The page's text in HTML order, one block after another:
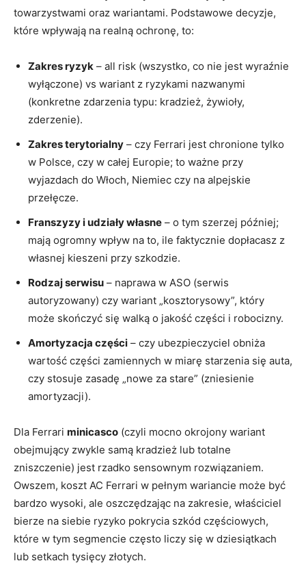
towarzystwami oraz wariantami. Podstawowe decyzje,
które wpływają na realną ochronę, to:
Zakres ryzyk – all risk (wszystko, co nie jest wyraźnie
wyłączone) vs wariant z ryzykami nazwanymi
(konkretne zdarzenia typu: kradzież, żywioły,
zderzenie).
Zakres terytorialny – czy Ferrari jest chronione tylko
w Polsce, czy w całej Europie; to ważne przy
wyjazdach do Włoch, Niemiec czy na alpejskie
przełęcze.
Franszyzy i udziały własne – o tym szerzej później;
mają ogromny wpływ na to, ile faktycznie dopłacasz z
własnej kieszeni przy szkodzie.
Rodzaj serwisu – naprawa w ASO (serwis
autoryzowany) czy wariant „kosztorysowy”, który
może skończyć się walką o jakość części i robocizny.
Amortyzacja części – czy ubezpieczyciel obniża
wartość części zamiennych w miarę starzenia się auta,
czy stosuje zasadę „nowe za stare” (zniesienie
amortyzacji).
Dla Ferrari minicasco (czyli mocno okrojony wariant
obejmujący zwykle samą kradzież lub totalne
zniszczenie) jest rzadko sensownym rozwiązaniem.
Owszem, koszt AC Ferrari w pełnym wariancie może być
bardzo wysoki, ale oszczędzając na zakresie, właściciel
bierze na siebie ryzyko pokrycia szkód częściowych,
które w tym segmencie często liczy się w dziesiątkach
lub setkach tysięcy złotych.